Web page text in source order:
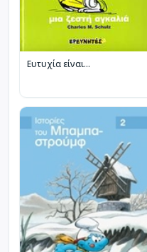
Ευτυχία είναι...